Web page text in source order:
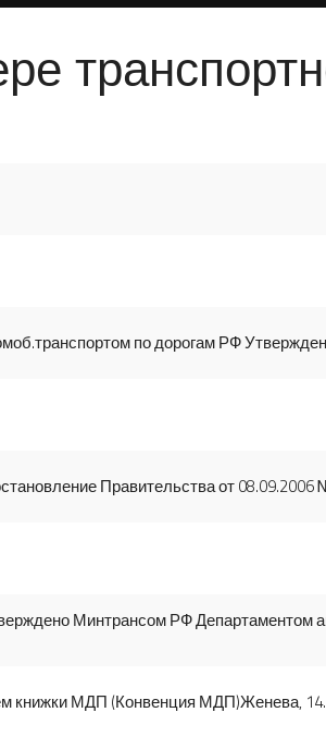
по дорогам РФ
Правительства от 08.09.2006
Минтрансом РФ Департаментом
книжки МДП (Конвенция МДП)Женева,